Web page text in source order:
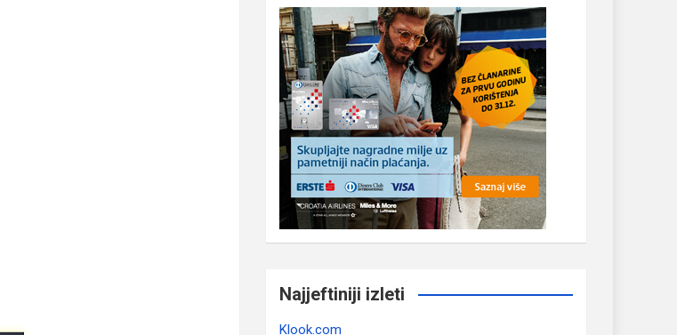
Najjeftiniji izleti
Klook.com